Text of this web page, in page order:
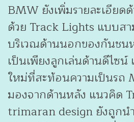
BMW ยังเพิ่มรายละเอียด
ด้วย Track Lights แบบส
บริเวณด้านนอกของกันชน
เป็นเพียงลูกเล่นด้านดีไ
ใหม่ที่สะท้อนความเป็นรถ
มองจากด้านหลัง แนวคิด
trimaran design ยังถูกน